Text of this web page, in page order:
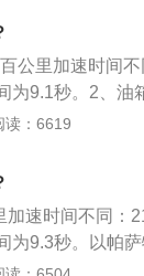
、
公里加速时间
为9.1秒。2、油
升。3、整备质
款车的生产厂
读：6619
速时间不同：
为9.3秒。以帕
这两款车的生